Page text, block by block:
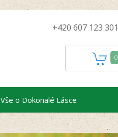
+420 607 123 301
0
Vše o Dokonalé Lásce